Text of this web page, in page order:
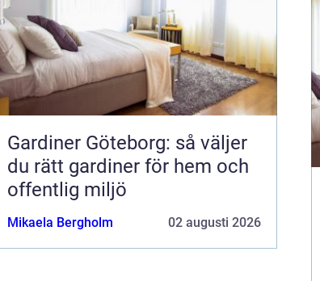
Gardiner Göteborg: så väljer
du rätt gardiner för hem och
offentlig miljö
Mikaela Bergholm 02 augusti 2026